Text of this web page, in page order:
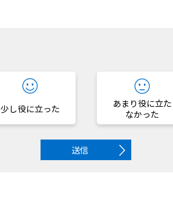
少し役に立った
あまり役に立た
なかった
送信